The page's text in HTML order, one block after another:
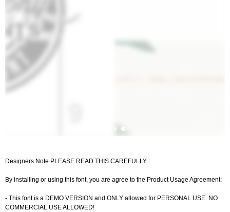
Designers Note PLEASE READ THIS CAREFULLY :
By installing or using this font, you are agree to the Product Usage Agreement:
- This font is a DEMO VERSION and ONLY allowed for PERSONAL USE. NO
COMMERCIAL USE ALLOWED!